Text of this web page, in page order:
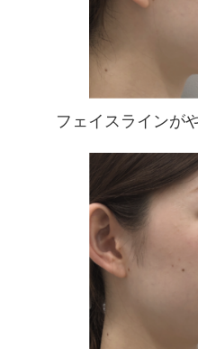
フェイスラインが